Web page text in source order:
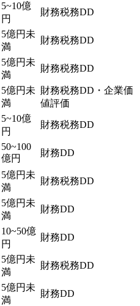
5~10億
円
財務税務DD
5億円未
満
財務税務DD
5億円未
満
財務税務DD
5億円未
満
財務税務DD・企業価
値評価
5~10億
円
財務税務DD
50~100
億円
財務DD
5億円未
満
財務税務DD
5億円未
満
財務DD
10~50億
円
財務DD
5億円未
満
財務税務DD
5億円未
満
財務DD